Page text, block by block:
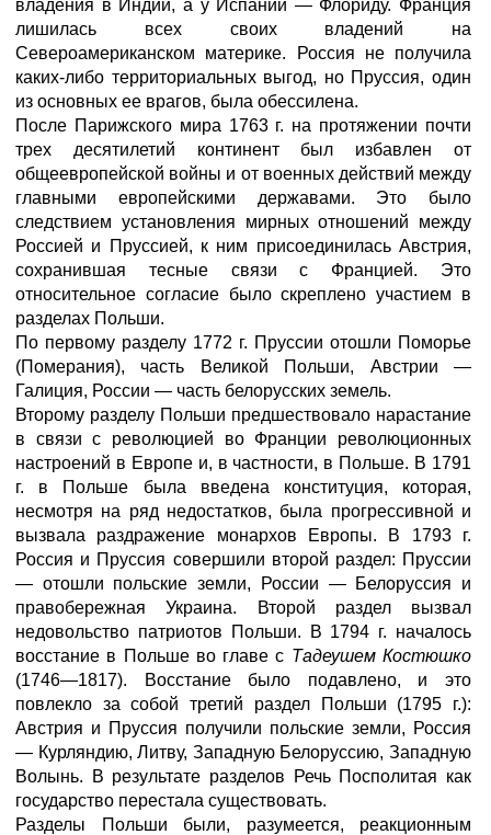
владения в Индии, а у Испании — Флориду. Франция
лишилась всех своих владений на
Североамериканском материке. Россия не получила
каких-либо территориальных выгод, но Пруссия, один
из основных ее врагов, была обессилена.
После Парижского мира 1763 г. на протяжении почти
трех десятилетий континент был избавлен от
общеевропейской войны и от военных действий между
главными европейскими державами. Это было
следствием установления мирных отношений между
Россией и Пруссией, к ним присоединилась Австрия,
сохранившая тесные связи с Францией. Это
относительное согласие было скреплено участием в
разделах Польши.
По первому разделу 1772 г. Пруссии отошли Поморье
(Померания), часть Великой Польши, Австрии —
Галиция, России — часть белорусских земель.
Второму разделу Польши предшествовало нарастание
в связи с революцией во Франции революционных
настроений в Европе и, в частности, в Польше. В 1791
г. в Польше была введена конституция, которая,
несмотря на ряд недостатков, была прогрессивной и
вызвала раздражение монархов Европы. В 1793 г.
Россия и Пруссия совершили второй раздел: Пруссии
— отошли польские земли, России — Белоруссия и
правобережная Украина. Второй раздел вызвал
недовольство патриотов Польши. В 1794 г. началось
восстание в Польше во главе с Тадеушем Костюшко
(1746—1817). Восстание было подавлено, и это
повлекло за собой третий раздел Польши (1795 г.):
Австрия и Пруссия получили польские земли, Россия
— Курляндию, Литву, Западную Белоруссию, Западную
Волынь. В результате разделов Речь Посполитая как
государство перестала существовать.
Разделы Польши были, разумеется, реакционным